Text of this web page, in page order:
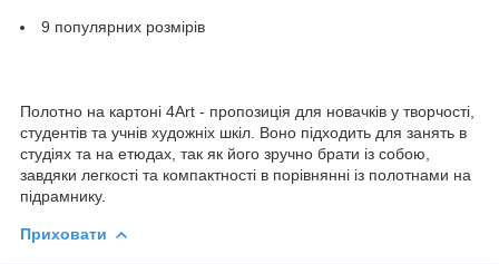
9 популярних розмірів
Полотно на картоні 4Art - пропозиція для новачків у творчості,
студентів та учнів художніх шкіл. Воно підходить для занять в
студіях та на етюдах, так як його зручно брати із собою,
завдяки легкості та компактності в порівнянні із полотнами на
підрамнику.
Приховати